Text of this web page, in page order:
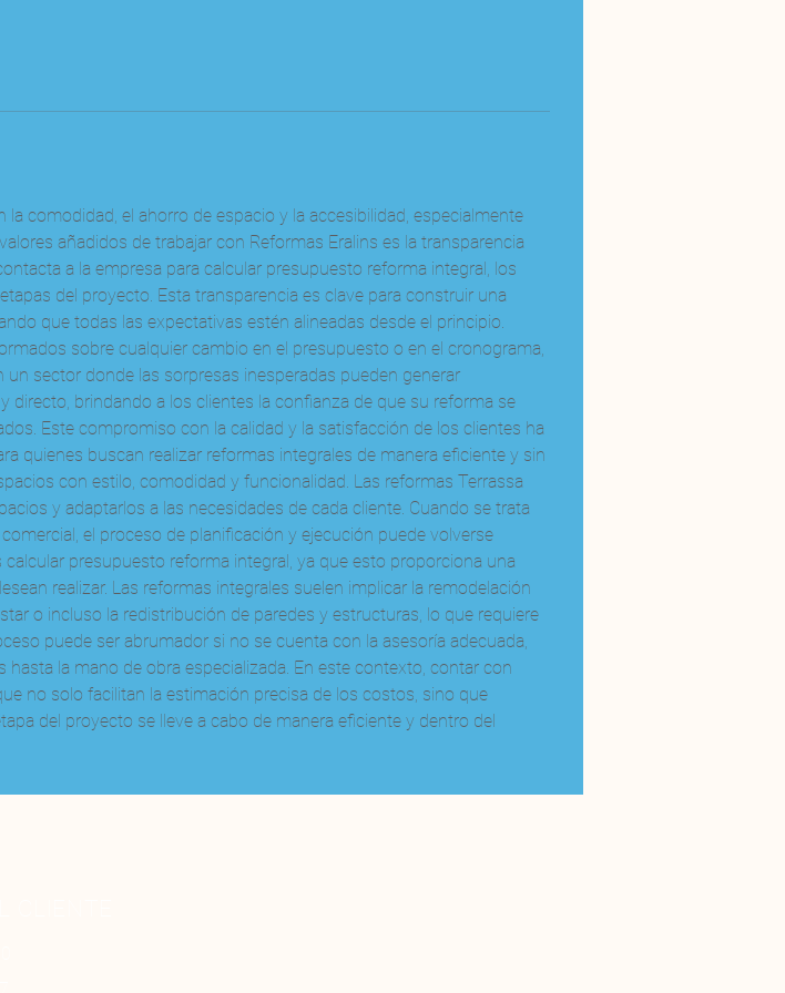
comodidad, el ahorro de espacio y la accesibilidad, especialmente
añadidos de trabajar con Reformas Eralins es la transparencia
a la empresa para calcular presupuesto reforma integral, los
del proyecto. Esta transparencia es clave para construir una
que todas las expectativas estén alineadas desde el principio.
sobre cualquier cambio en el presupuesto o en el cronograma,
sector donde las sorpresas inesperadas pueden generar
brindando a los clientes la confianza de que su reforma se
Este compromiso con la calidad y la satisfacción de los clientes ha
quienes buscan realizar reformas integrales de manera eficiente y sin
con estilo, comodidad y funcionalidad. Las reformas Terrassa
y adaptarlos a las necesidades de cada cliente. Cuando se trata
el proceso de planificación y ejecución puede volverse
presupuesto reforma integral, ya que esto proporciona una
realizar. Las reformas integrales suelen implicar la remodelación
o incluso la redistribución de paredes y estructuras, lo que requiere
puede ser abrumador si no se cuenta con la asesoría adecuada,
la mano de obra especializada. En este contexto, contar con
no solo facilitan la estimación precisa de los costos, sino que
del proyecto se lleve a cabo de manera eficiente y dentro del